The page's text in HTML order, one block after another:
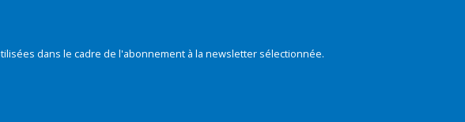
dans le cadre de l'abonnement à la newsletter sélectionnée.